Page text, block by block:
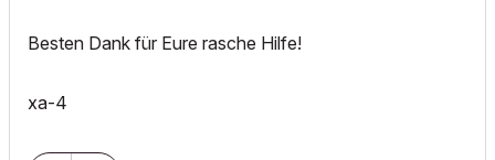
Besten Dank für Eure rasche Hilfe!
xa-4